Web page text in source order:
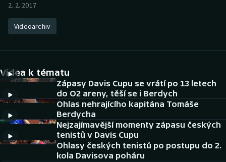
Hokej
DALŠÍ SPORTY
Americký fotbal
Baseball a softbal
NEPŘEHLÉDNĚTE
Historické návraty
2. 2. 2017
Videoarchiv
Videa k tématu
Zápasy Davis Cupu se vrátí po 13 letech
do O2 areny, těší se i Berdych
Ohlas nehrajícího kapitána Tomáše
Berdycha
Nejzajímavější momenty zápasu českých
tenistů v Davis Cupu
Ohlasy českých tenistů po postupu do 2.
kola Davisova poháru